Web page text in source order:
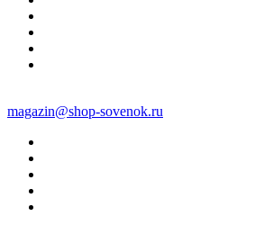
magazin@shop-sovenok.ru